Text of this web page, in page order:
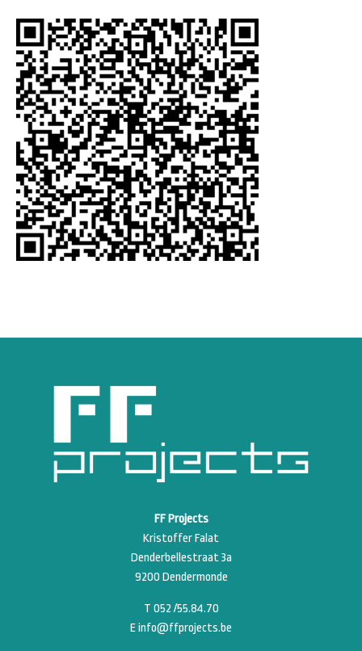
FF Projects
Kristoffer Falat
Denderbellestraat 3a
9200 Dendermonde
T 052 /55.84.70
E info@ffprojects.be